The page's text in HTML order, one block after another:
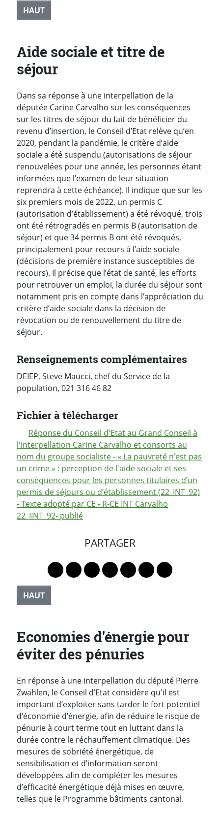
HAUT
Aide sociale et titre de
séjour
Dans sa réponse à une interpellation de la
députée Carine Carvalho sur les conséquences
sur les titres de séjour du fait de bénéficier du
revenu d’insertion, le Conseil d’Etat relève qu’en
2020, pendant la pandémie, le critère d’aide
sociale a été suspendu (autorisations de séjour
renouvelées pour une année, les personnes étant
informées que l’examen de leur situation
reprendra à cette échéance). Il indique que sur les
six premiers mois de 2022, un permis C
(autorisation d’établissement) a été révoqué, trois
ont été rétrogradés en permis B (autorisation de
séjour) et que 34 permis B ont été révoqués,
principalement pour recours à l’aide sociale
(décisions de première instance susceptibles de
recours). Il précise que l’état de santé, les efforts
pour retrouver un emploi, la durée du séjour sont
notamment pris en compte dans l’appréciation du
critère d’aide sociale dans la décision de
révocation ou de renouvellement du titre de
séjour.
Renseignements complémentaires
DEIEP, Steve Maucci, chef du Service de la
population, 021 316 46 82
Fichier à télécharger
Réponse du Conseil d'Etat au Grand Conseil à
l'interpellation Carine Carvalho et consorts au
nom du groupe socialiste - « La pauvreté n’est pas
un crime » : perception de l'aide sociale et ses
conséquences pour les personnes titulaires d’un
permis de séjours ou d’établissement (22_INT_92)
- Texte adopté par CE - R-CE INT Carvalho
22_IINT_92- publié
PARTAGER
Lien vers le profil Mastodon
Lien vers le profil Bluesky
Lien vers le profil Instagram
Lien vers le profil Linkedin
Lien vers le profil
Lien vers le profil
Partager par
HAUT
Economies d'énergie pour
éviter des pénuries
En réponse à une interpellation du député Pierre
Zwahlen, le Conseil d’Etat considère qu'il est
important d’exploiter sans tarder le fort potentiel
d’économie d’énergie, afin de réduire le risque de
pénurie à court terme tout en luttant dans la
durée contre le réchauffement climatique. Des
mesures de sobriété énergétique, de
sensibilisation et d’information seront
développées afin de compléter les mesures
d’efficacité énergétique déjà mises en œuvre,
telles que le Programme bâtiments cantonal.